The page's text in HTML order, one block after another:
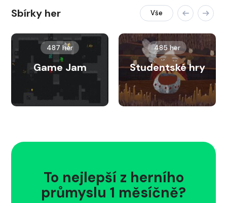
Sbírky her Vše
487 her
Game Jam
485 her
Studentské hry
To nejlepší z herního
průmyslu 1 měsíčně?